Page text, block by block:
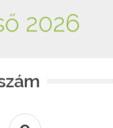
2026